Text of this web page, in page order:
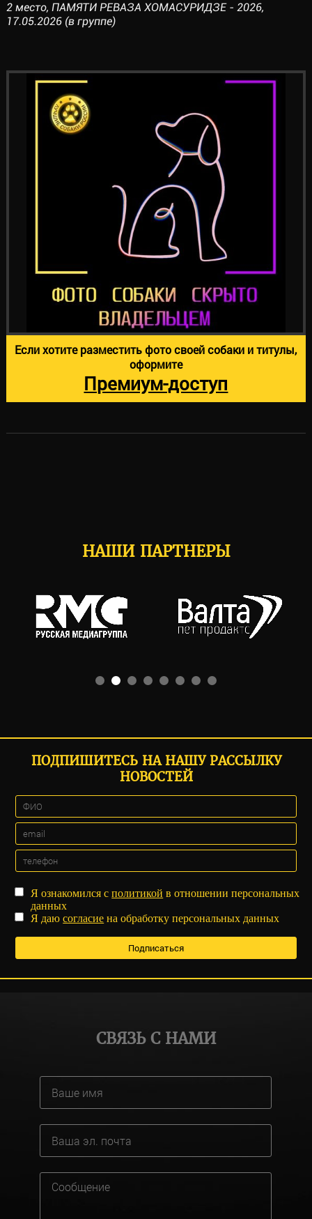
2 место, ПАМЯТИ РЕВАЗА ХОМАСУРИДЗЕ - 2026,
17.05.2026 (в группе)
Если хотите разместить фото своей собаки и титулы,
оформите
Премиум-доступ
НАШИ ПАРТНЕРЫ
ПОДПИШИТЕСЬ НА НАШУ РАССЫЛКУ
НОВОСТЕЙ
Я ознакомился сполитикой в отношении персональных
данных
Я даюсогласие на обработку персональных данных
СВЯЗЬ С НАМИ